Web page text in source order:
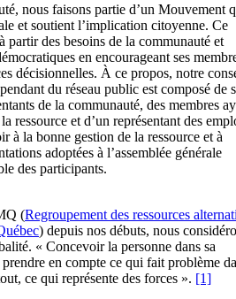
nous faisons partie d’un Mouvement
et soutient l’implication citoyenne. Ce
partir des besoins de la communauté et
en encourageant ses
décisionnelles. À ce propos, notre
du réseau public est composé de
de la communauté, des membres
ressource et d’un représentant des
à la bonne gestion de la ressource et à
adoptées à l’assemblée générale
des participants.
(Regroupement des ressources
) depuis nos débuts, nous
« Concevoir la personne dans sa
en compte ce qui fait problème
ce qui représente des forces ». [1]